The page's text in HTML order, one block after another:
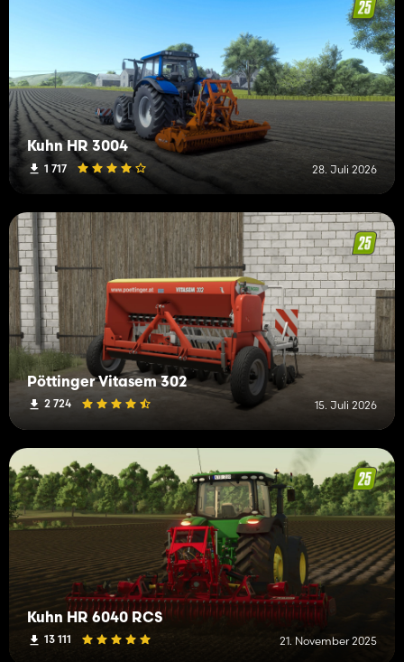
Kuhn HR 3004
1 717 28. Juli 2026
Pöttinger Vitasem 302
2 724 15. Juli 2026
Kuhn HR 6040 RCS
13 111 21. November 2025